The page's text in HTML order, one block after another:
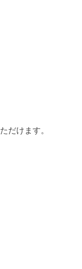
だけます。